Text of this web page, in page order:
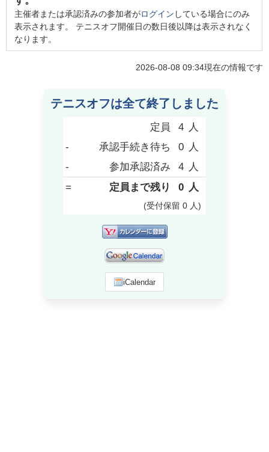
主催者または承認済みの参加者がログイン している場合にのみ
表示されます。 テニスオフ開催日の数日後以降は表示されなく
なります。
2026-08-08 09:34現在の情報です
テニスオフは全て終了しました
定員 4 人
-
承認手続き待ち 0 人
-
参加承認済み 4 人
=
定員まで残り 0 人
(受付保留 0 人)
iCalendar